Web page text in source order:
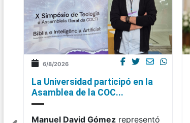
6/8/2026
La Universidad participó en la
Asamblea de la COC...
Manuel David Gómez representó